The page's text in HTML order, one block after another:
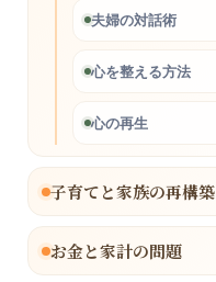
夫婦の対話術
心を整える方法
心の再生
子育てと家族の再構築
お金と家計の問題